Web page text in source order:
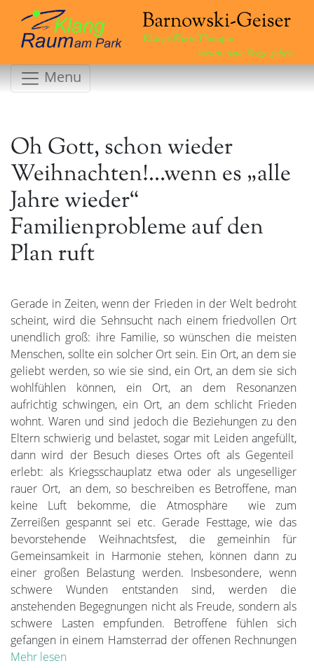
Klänge.Worte.Therapie
...kreativ neue Wege gehen
Menu
Oh Gott, schon wieder
Weihnachten!…wenn es „alle
Jahre wieder“
Familienprobleme auf den
Plan ruft
Gerade in Zeiten, wenn der Frieden in der Welt bedroht
scheint, wird die Sehnsucht nach einem friedvollen Ort
unendlich groß: ihre Familie, so wünschen die meisten
Menschen, sollte ein solcher Ort sein. Ein Ort, an dem sie
geliebt werden, so wie sie sind, ein Ort, an dem sie sich
wohlfühlen können, ein Ort, an dem Resonanzen
aufrichtig schwingen, ein Ort, an dem schlicht Frieden
wohnt. Waren und sind jedoch die Beziehungen zu den
Eltern schwierig und belastet, sogar mit Leiden angefüllt,
dann wird der Besuch dieses Ortes oft als Gegenteil
erlebt: als Kriegsschauplatz etwa oder als ungeselliger
rauer Ort, an dem, so beschreiben es Betroffene, man
keine Luft bekomme, die Atmosphäre wie zum
Zerreißen gespannt sei etc. Gerade Festtage, wie das
bevorstehende Weihnachtsfest, die gemeinhin für
Gemeinsamkeit in Harmonie stehen, können dann zu
einer großen Belastung werden. Insbesondere, wenn
schwere Wunden entstanden sind, werden die
anstehenden Begegnungen nicht als Freude, sondern als
schwere Lasten empfunden. Betroffene fühlen sich
gefangen in einem Hamsterrad der offenen Rechnungen
Mehr lesen